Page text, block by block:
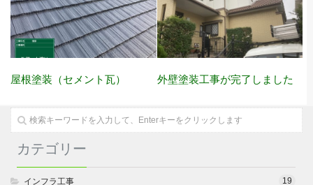
屋根塗装（セメント瓦） 外壁塗装工事が完了しました
カテゴリー
インフラ工事
19